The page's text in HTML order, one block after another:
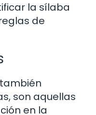
la sílaba
de
son aquellas
en la